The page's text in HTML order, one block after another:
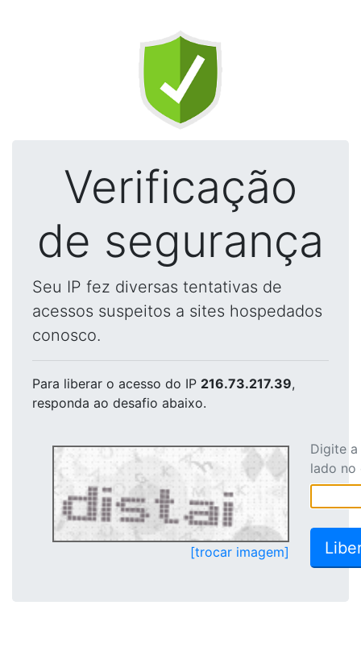
Verificação
de segurança
Seu IP fez diversas tentativas de
acessos suspeitos a sites hospedados
conosco.
Para liberar o acesso do IP 216.73.217.39,
responda ao desafio abaixo.
[trocar imagem]
Digite
lado no